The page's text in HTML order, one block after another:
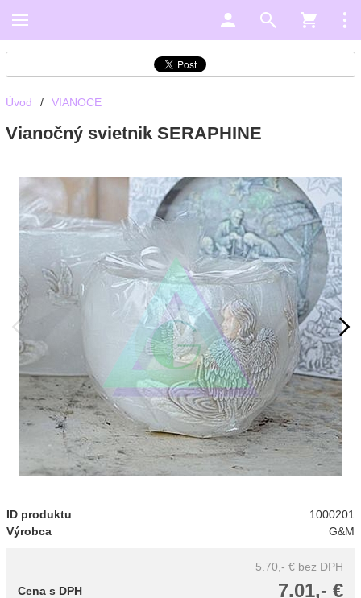
Úvod / VIANOCE
Vianočný svietnik SERAPHINE
ID produktu
1000201
Výrobca
G&M
5.70,- € bez DPH
7.01,- €
Cena s DPH